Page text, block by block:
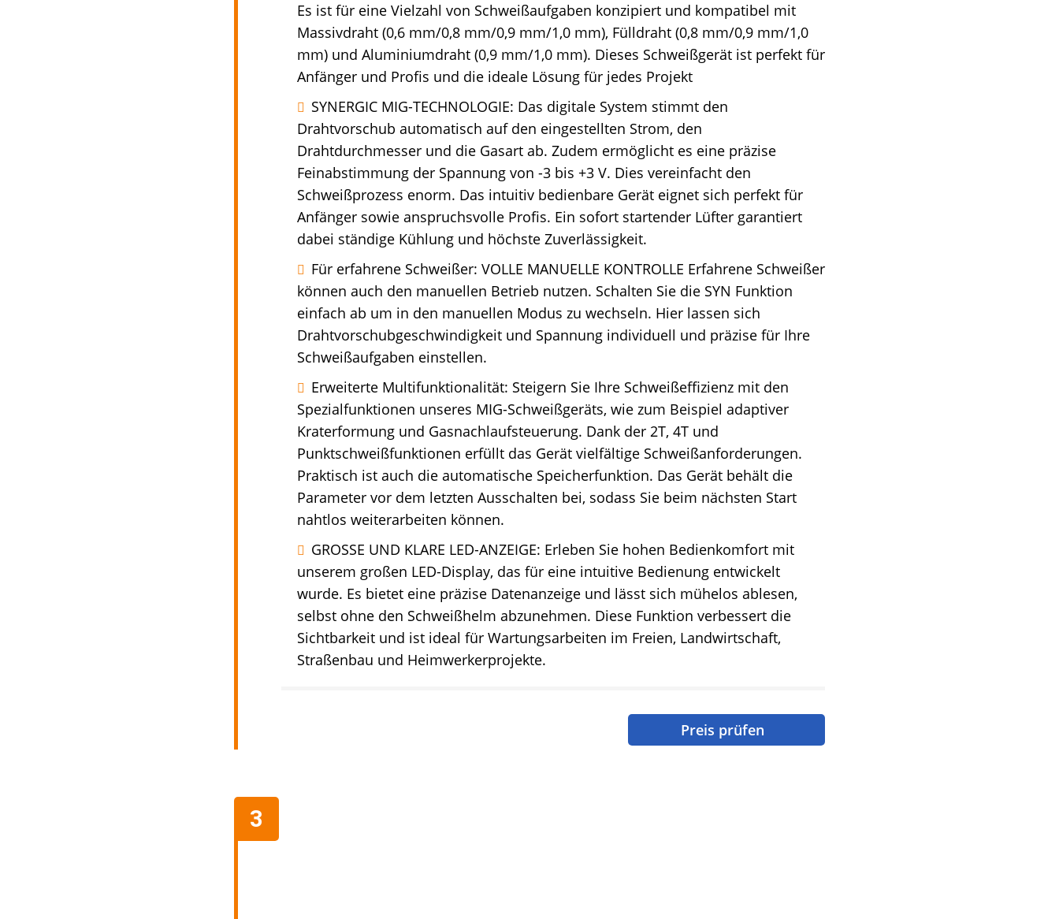
Es ist für eine Vielzahl von Schweißaufgaben konzipiert und kompatibel mit
Massivdraht (0,6 mm/0,8 mm/0,9 mm/1,0 mm), Fülldraht (0,8 mm/0,9 mm/1,0
mm) und Aluminiumdraht (0,9 mm/1,0 mm). Dieses Schweißgerät ist perfekt für
Anfänger und Profis und die ideale Lösung für jedes Projekt
SYNERGIC MIG-TECHNOLOGIE: Das digitale System stimmt den
Drahtvorschub automatisch auf den eingestellten Strom, den
Drahtdurchmesser und die Gasart ab. Zudem ermöglicht es eine präzise
Feinabstimmung der Spannung von -3 bis +3 V. Dies vereinfacht den
Schweißprozess enorm. Das intuitiv bedienbare Gerät eignet sich perfekt für
Anfänger sowie anspruchsvolle Profis. Ein sofort startender Lüfter garantiert
dabei ständige Kühlung und höchste Zuverlässigkeit.
Für erfahrene Schweißer: VOLLE MANUELLE KONTROLLE Erfahrene Schweißer
können auch den manuellen Betrieb nutzen. Schalten Sie die SYN Funktion
einfach ab um in den manuellen Modus zu wechseln. Hier lassen sich
Drahtvorschubgeschwindigkeit und Spannung individuell und präzise für Ihre
Schweißaufgaben einstellen.
Erweiterte Multifunktionalität: Steigern Sie Ihre Schweißeffizienz mit den
Spezialfunktionen unseres MIG-Schweißgeräts, wie zum Beispiel adaptiver
Kraterformung und Gasnachlaufsteuerung. Dank der 2T, 4T und
Punktschweißfunktionen erfüllt das Gerät vielfältige Schweißanforderungen.
Praktisch ist auch die automatische Speicherfunktion. Das Gerät behält die
Parameter vor dem letzten Ausschalten bei, sodass Sie beim nächsten Start
nahtlos weiterarbeiten können.
GROSSE UND KLARE LED-ANZEIGE: Erleben Sie hohen Bedienkomfort mit
unserem großen LED-Display, das für eine intuitive Bedienung entwickelt
wurde. Es bietet eine präzise Datenanzeige und lässt sich mühelos ablesen,
selbst ohne den Schweißhelm abzunehmen. Diese Funktion verbessert die
Sichtbarkeit und ist ideal für Wartungsarbeiten im Freien, Landwirtschaft,
Straßenbau und Heimwerkerprojekte.
Preis prüfen